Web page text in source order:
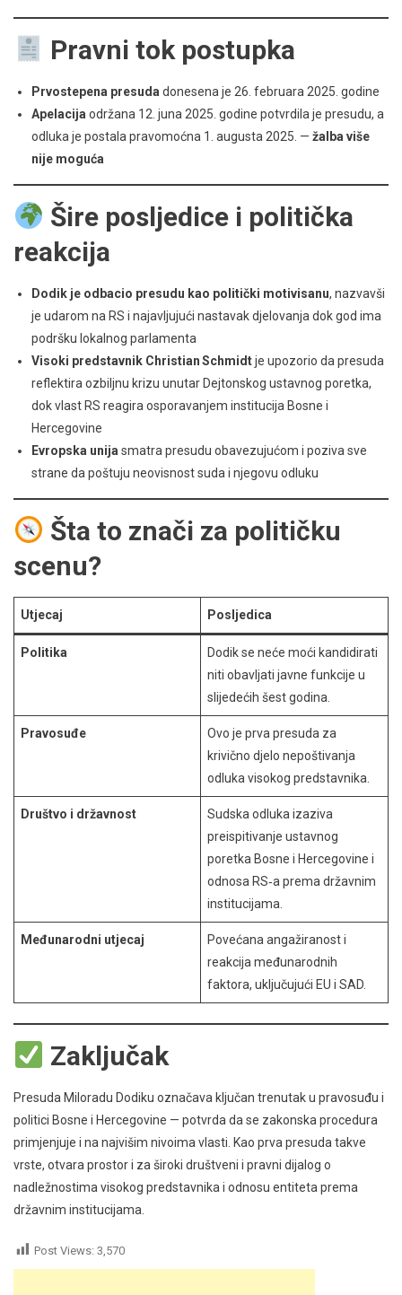
Pravni tok postupka
Prvostepena presuda donesena je 26. februara 2025. godine
Apelacija održana 12. juna 2025. godine potvrdila je presudu, a
odluka je postala pravomoćna 1. augusta 2025. — žalba više
nije moguća
Šire posljedice i politička
reakcija
Dodik je odbacio presudu kao politički motivisanu, nazvavši
je udarom na RS i najavljujući nastavak djelovanja dok god ima
podršku lokalnog parlamenta
Visoki predstavnik Christian Schmidtje upozorio da presuda
reflektira ozbiljnu krizu unutar Dejtonskog ustavnog poretka,
dok vlast RS reagira osporavanjem institucija Bosne i
Hercegovine
Evropska unija smatra presudu obavezujućom i poziva sve
strane da poštuju neovisnost suda i njegovu odluku
Šta to znači za političku
scenu?
Utjecaj Posljedica
Politika
Dodik se neće moći kandidirati
niti obavljati javne funkcije u
slijedećih šest godina.
Pravosuđe
Ovo je prva presuda za
krivično djelo nepoštivanja
odluka visokog predstavnika.
Društvo i državnost
Sudska odluka izaziva
preispitivanje ustavnog
poretka Bosne i Hercegovine i
odnosa RS‑a prema državnim
institucijama.
Međunarodni utjecaj
Povećana angažiranost i
reakcija međunarodnih
faktora, uključujući EU i SAD.
Zaključak
Presuda Miloradu Dodiku označava ključan trenutak u pravosuđu i
politici Bosne i Hercegovine — potvrda da se zakonska procedura
primjenjuje i na najvišim nivoima vlasti. Kao prva presuda takve
vrste, otvara prostor i za široki društveni i pravni dijalog o
nadležnostima visokog predstavnika i odnosu entiteta prema
državnim institucijama.
Post Views: 3,570